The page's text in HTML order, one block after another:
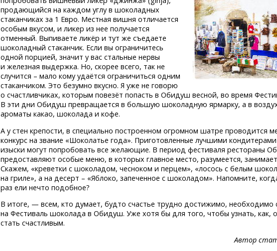
продающийся на каждом углу в шоколадных
стаканчиках за 1 Евро. Местная вишня отличается
особым вкусом, и ликер из нее получается
отменный. Выпиваете ликёр и тут же съедаете
шоколадный стаканчик. Если вы ограничитесь
одной порцией, значит у вас стальные нервы
и железная выдержка. Но, скорее всего, так не
случится – мало кому удаётся ограничиться одним
стаканчиком. Это безумно вкусно. Я уже не говорю
о счастливчиках, которым повезёт попасть в Обидуш весной, во время
В эти дни Обидуш превращается в большую шоколадную ярмарку, а в
ароматы какао, шоколада и кофе.
А у стен крепости, в специально построенном огромном шатре проводится
конкурс на звание «Шоколатье года». Приготовленные лучшими
изыски могут попробовать все желающие. В период фестиваля рестораны
предоставляют особые меню, в которых главное место, разумеется,
Скажем, «креветки с шоколадом, чесноком и перцем», «лосось с белым
на гриле», а на десерт – «Яблоко, запеченное с шоколадом». Напомните,
раз ели нечто подобное?
В итоге, — всем, кто думает, будто счастье трудно достижимо, необходимо
на Фестиваль шоколада в Обидуш. Уже хотя бы для того, чтобы узнать, как,
стать счастливым.
Автор